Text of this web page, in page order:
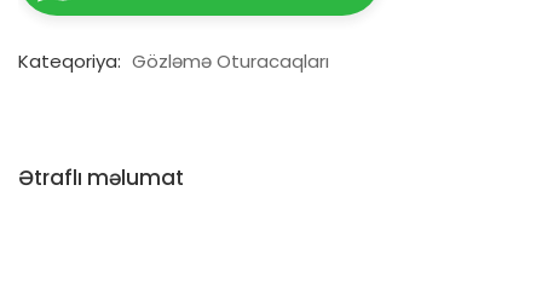
Kateqoriya: Gözləmə Oturacaqları
Ətraflı məlumat